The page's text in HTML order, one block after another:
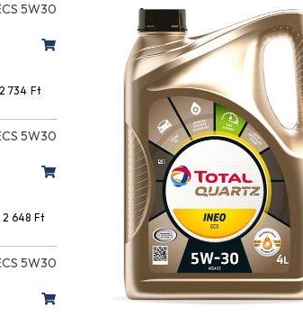
5W30
734 Ft
5W30
2 648 Ft
5W30